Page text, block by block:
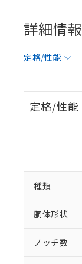
詳細情報
定格/性能
定格/性能
種類
胴体形状
ノッチ数